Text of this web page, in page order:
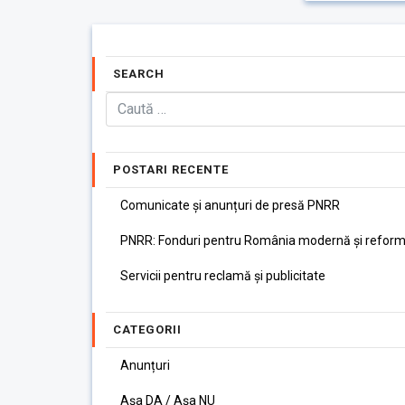
SEARCH
POSTARI RECENTE
Comunicate și anunțuri de presă PNRR
PNRR: Fonduri pentru România modernă și
Servicii pentru reclamă și publicitate
CATEGORII
Anunțuri
Așa DA / Așa NU